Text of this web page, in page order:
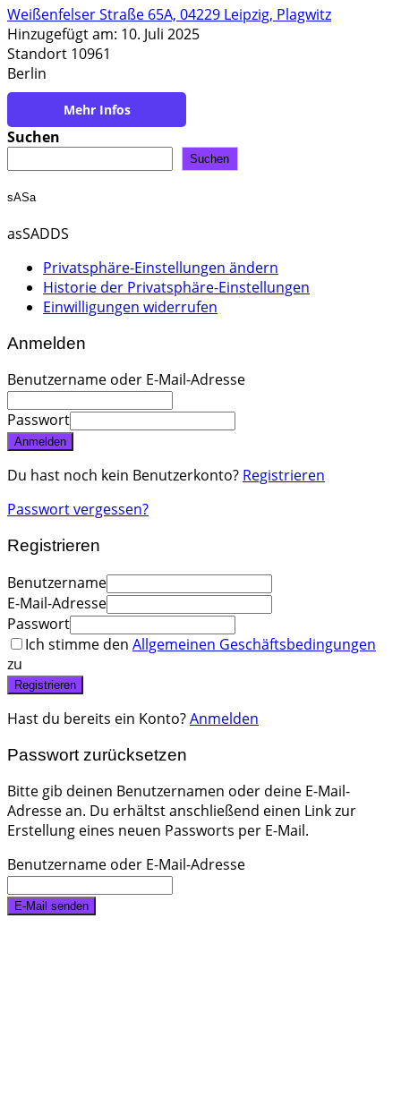
Weißenfelser Straße 65A, 04229 Leipzig, Plagwitz
Hinzugefügt am: 10. Juli 2025
Standort 10961
Berlin
https://www.wuv-architekten.de/
Suchen
Suchen
sASa
asSADDS
Privatsphäre-Einstellungen ändern
Historie der Privatsphäre-Einstellungen
Einwilligungen widerrufen
Anmelden
Benutzername oder E-Mail-Adresse
Passwort
Anmelden
Du hast noch kein Benutzerkonto? Registrieren
Passwort vergessen?
Registrieren
Benutzername
E-Mail-Adresse
Passwort
Ich stimme den Allgemeinen Geschäftsbedingungen
zu
Registrieren
Hast du bereits ein Konto?Anmelden
Passwort zurücksetzen
Bitte gib deinen Benutzernamen oder deine E-Mail-
Adresse an. Du erhältst anschließend einen Link zur
Erstellung eines neuen Passworts per E-Mail.
Benutzername oder E-Mail-Adresse
E-Mail senden